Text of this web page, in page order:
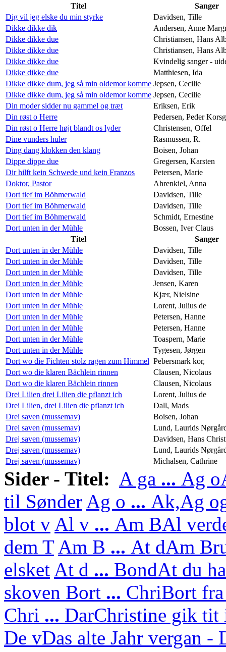
Titel
Sanger
Dig vil jeg elske du min styrke
Davidsen, Tille
Dikke dikke dik
Andersen, Anne
Dikke dikke due
Christiansen, Hans
Dikke dikke due
Christiansen, Hans
Dikke dikke due
Kvindelig sanger -
Dikke dikke due
Matthiesen, Ida
Dikke dikke dum, jeg så min oldemor komme Jepsen, Cecilie
Dikke dikke dum, jeg så min oldemor komme Jepsen, Cecilie
Din moder sidder nu gammel og træt
Eriksen, Erik
Din røst o Herre
Pedersen, Peder
Din røst o Herre højt blandt os lyder
Christensen, Offel
Dine vunders huler
Rasmussen, R.
Ding dang klokken den klang
Boisen, Johan
Dippe dippe due
Gregersen, Karsten
Dir hilft kein Schwede und kein Franzos
Petersen, Marie
Doktor, Pastor
Ahrenkiel, Anna
Dort tief im Böhmerwald
Davidsen, Tille
Dort tief im Böhmerwald
Davidsen, Tille
Dort tief im Böhmerwald
Schmidt, Ernestine
Dort unten in der Mühle
Bossen, Iver Claus
Titel
Sanger
Dort unten in der Mühle
Davidsen, Tille
Dort unten in der Mühle
Davidsen, Tille
Dort unten in der Mühle
Davidsen, Tille
Dort unten in der Mühle
Jensen, Karen
Dort unten in der Mühle
Kjær, Nielsine
Dort unten in der Mühle
Lorent, Julius de
Dort unten in der Mühle
Petersen, Hanne
Dort unten in der Mühle
Petersen, Hanne
Dort unten in der Mühle
Toaspern, Marie
Dort unten in der Mühle
Tygesen, Jørgen
Dort wo die Fichten stolz ragen zum Himmel Pebersmark kor,
Dort wo die klaren Bächlein rinnen
Clausen, Nicolaus
Dort wo die klaren Bächlein rinnen
Clausen, Nicolaus
Drei Lilien drei Lilien die pflanzt ich
Lorent, Julius de
Drei Lilien, drei Lilien die pflanzt ich
Dall, Mads
Drei saven (mussemav)
Boisen, Johan
Drei saven (mussemav)
Lund, Laurids
Drej saven (mussemav)
Davidsen, Hans
Drej saven (mussemav)
Lund, Laurids
Drej saven (mussemav)
Michalsen, Cathrine
Sider - Titel: A ga ... Ag o
til Sønder Ag o ... Ak,Ag
blot v Al v ... Am BAl
dem T Am B ... At dAm
elsket At d ... BondAt du
skoven Bort ... ChriBort
Chri ... DarChristine gik tit
De vDas alte Jahr vergan -